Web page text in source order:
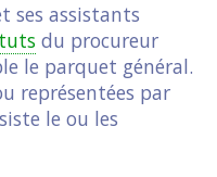
ses assistants
du procureur
le parquet général.
représentées par
le ou les